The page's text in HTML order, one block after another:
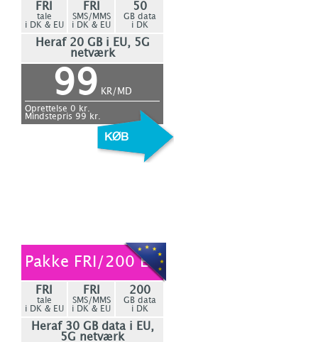
FRI
tale
i DK & EU
FRI
SMS/MMS
i DK & EU
50
GB data
i DK
Heraf 20 GB i EU, 5G
netværk
99 KR/MD
Oprettelse 0 kr.
Mindstepris 99 kr.
Pakke FRI/200 EU
FRI
tale
i DK & EU
FRI
SMS/MMS
i DK & EU
200
GB data
i DK
Heraf 30 GB data i EU,
5G netværk